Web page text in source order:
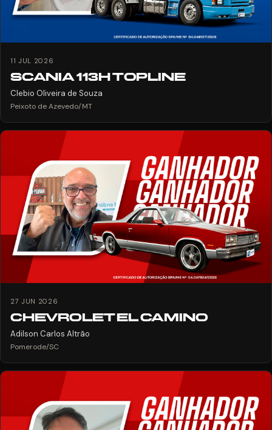
11 JUL 2026
SCANIA 113H TOPLINE
Clebio Oliveira de Souza
Peixoto de Azevedo/MT
27 JUN 2026
CHEVROLET EL CAMINO
Adilson Carlos Altrão
Pomerode/SC